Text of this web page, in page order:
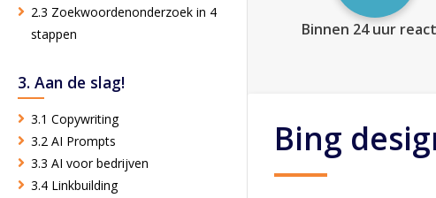
2.3 Zoekwoordenonderzoek in 4
stappen
3. Aan de slag!
3.1 Copywriting
3.2 AI Prompts
3.3 AI voor bedrijven
3.4 Linkbuilding
Binnen 24 uur
Bing